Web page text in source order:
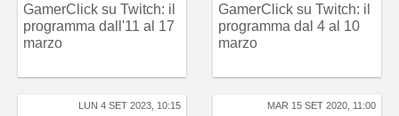
GamerClick su Twitch: il
programma dall'11 al 17
marzo
GamerClick su Twitch: il
programma dal 4 al 10
marzo
LUN 4 SET 2023, 10:15 MAR 15 SET 2020, 11:00